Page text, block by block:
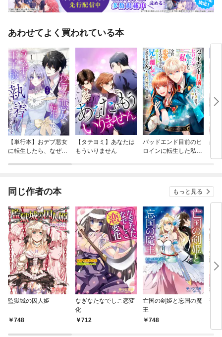
あわせてよく買われている本
【単行本】おデブ悪女
に転生したら、なぜか
【タテヨミ】あなたは
もういりません
バッドエンド目前のヒ
ロインに転生した私、
結
同じ作者の本 もっと見る
監獄城の囚人姫
748
なぎなたなでしこ恋変
化
712
亡国の剣姫と忘国の魔
王
748
歌
た